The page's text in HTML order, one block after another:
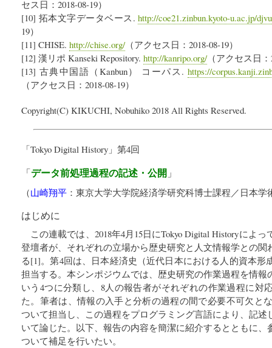
セス日：2018-08-19）
[10] 拓本文字データベース. http://coe21.zinbun.kyoto-u.ac.jp/
19）
[11] CHISE. http://chise.org/（アクセス日：2018-08-19）
[12] 漢リポ Kanseki Repository. http://kanripo.org/（アクセス日：
[13] 古典中国語（Kanbun） コーパス. https://
（アクセス日：2018-08-19）
Copyright(C) KIKUCHI, Nobuhiko 2018 All Rights Reserved.
「Tokyo Digital History 」第4回
「データ前処理過程の記述・公開 」
（山崎翔平 ： 東京大学大学院経済学研究科博士課程／日本学
はじめに
この連載では、2018年4月15日にTokyo Digital Historyによ
登壇者が、それぞれの立場から歴史研究と人文情報学との関
る[1]。第4回は、日本経済史（近代日本における人的資本形
担当する。本シンポジウムでは、歴史研究の作業過程を情報
いう4つに分類し、8人の報告者がそれぞれの作業過程に対
た。筆者は、情報の入手と分析の過程の間で必要不可欠と
ついて担当し、この過程をプログラミング言語により、記述
いて論じた。以下、報告の内容を簡潔に紹介するとともに
ついて補足を行いたい。